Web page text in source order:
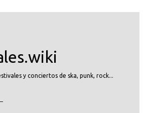
y conciertos de ska, punk, rock...